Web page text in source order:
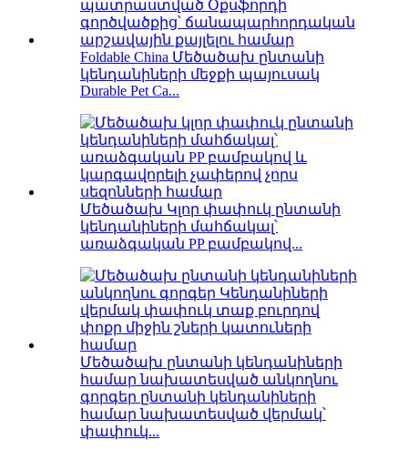
Foldable China Մեծածախ ընտանի
կենդանիների մեջքի պայուսակ
Durable Pet Ca...
Մեծածախ Կլոր փափուկ ընտանի
կենդանիների մահճակալ՝
առաձգական PP բամբակով...
Մեծածախ ընտանի կենդանիների
համար նախատեսված անկողնու
գորգեր ընտանի կենդանիների
համար նախատեսված վերմակ՝
փափուկ...